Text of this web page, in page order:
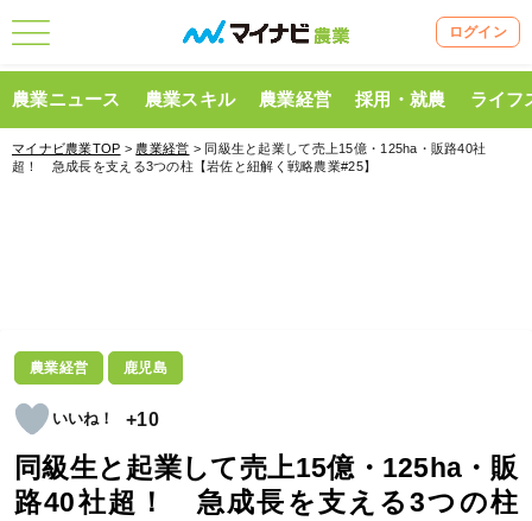
ログイン
農業ニュース 農業スキル 農業経営 採用・就農 ライフ
マイナビ農業TOP > 農業経営 > 同級生と起業して売上15億・125ha・販路40社
超！ 急成長を支える3つの柱【岩佐と紐解く戦略農業#25】
農業経営 鹿児島
+10
同級生と起業して売上15億・125ha・販
路40社超！ 急成長を支える3つの柱